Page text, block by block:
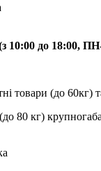
10:00 до 18:00,
товари (до 60кг)
80 кг)